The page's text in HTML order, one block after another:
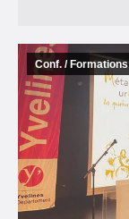
Conf. / Formations